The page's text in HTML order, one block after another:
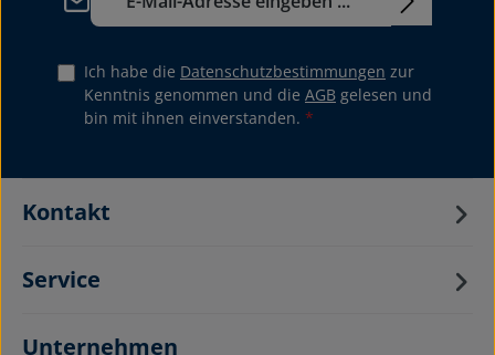
Ich habe die Datenschutzbestimmungen zur
Kenntnis genommen und die AGB gelesen und
bin mit ihnen einverstanden. *
Kontakt
Service
Unternehmen